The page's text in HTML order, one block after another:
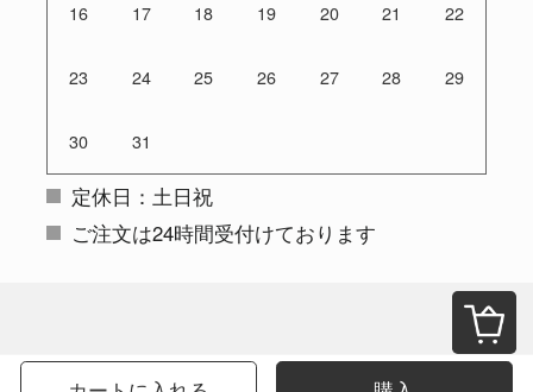
16 17 18 19 20 21 22
23 24 25 26 27 28 29
30 31
定休日：土日祝
ご注文は24時間受付けております